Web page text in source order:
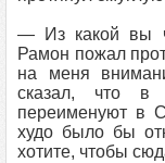
— Из какой вы
Рамон пожал
на меня
сказал, что в
переименуют в
худо было бы
хотите, чтобы